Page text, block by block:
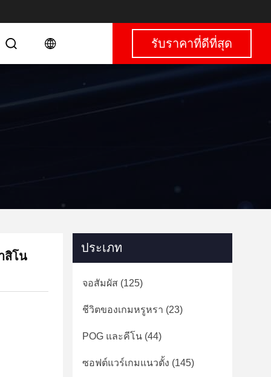
รับราคาที่ดีที่สุด
สิโน
ประเภท
จอสัมผัส (125)
ชีวิตของเกมหรูหรา (23)
POG และคีโน (44)
ซอฟต์แวร์เกมแนวตั้ง (145)